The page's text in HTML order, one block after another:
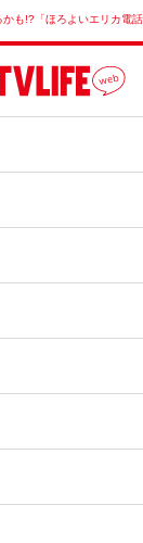
かも!?「ほろよいエリカ電